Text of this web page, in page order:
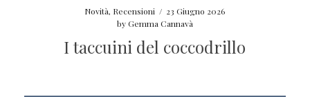
Novità, Recensioni / 23 Giugno 2026
byGemma Cannavà
I taccuini del coccodrillo